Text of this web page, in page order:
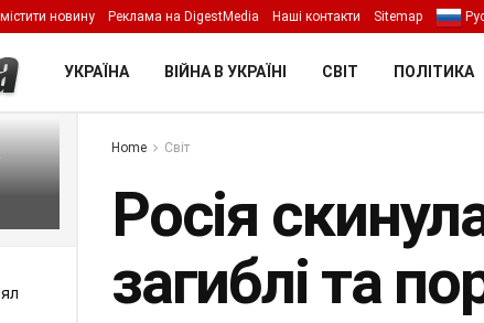
Filter новину Реклама на DigestMedia Наші контакти Sitemap
УКРАЇНА ВІЙНА В УКРАЇНІ СВІТ ПОЛІТИКА
Home Світ
Росія
загиблі та